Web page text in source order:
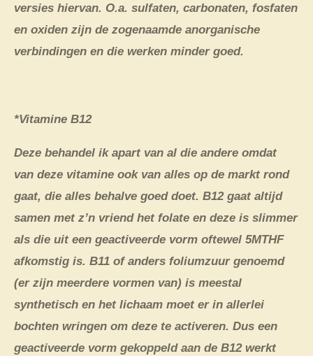
versies hiervan. O.a. sulfaten, carbonaten, fosfaten
en oxiden zijn de zogenaamde anorganische
verbindingen en die werken minder goed.
*Vitamine B12
Deze behandel ik apart van al die andere omdat
van deze vitamine ook van alles op de markt rond
gaat, die alles behalve goed doet. B12 gaat altijd
samen met z’n vriend het folate en deze is slimmer
als die uit een geactiveerde vorm oftewel 5MTHF
afkomstig is. B11 of anders foliumzuur genoemd
(er zijn meerdere vormen van) is meestal
synthetisch en het lichaam moet er in allerlei
bochten wringen om deze te activeren. Dus een
geactiveerde vorm gekoppeld aan de B12 werkt